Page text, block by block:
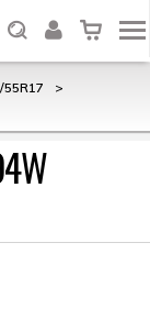
55R17
>